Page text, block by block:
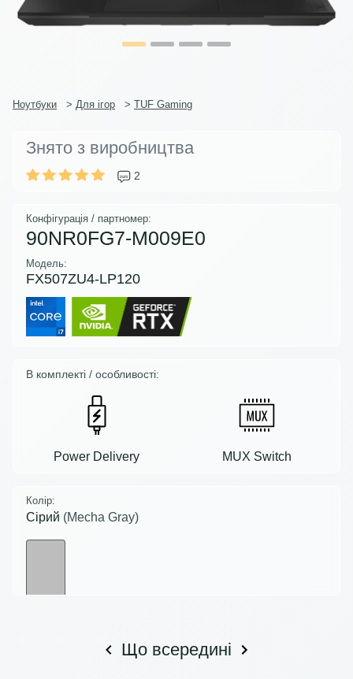
Ноутбуки > Для ігор > TUF Gaming
Знято з виробництва
2
Конфігурація / партномер:
90NR0FG7-M009E0
Модель:
FX507ZU4-LP120
В комплекті / особливості:
Power Delivery MUX Switch
Колір:
Сірий (Mecha Gray)
Що всередині